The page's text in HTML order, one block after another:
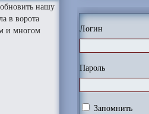
нашу
в ворота
и многом
Логин
Пароль
Запомнить